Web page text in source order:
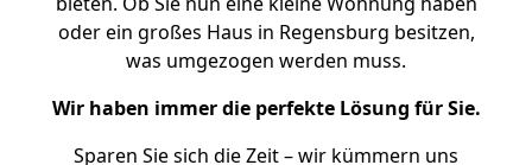
oder ein großes Haus in Regensburg besitzen,
was umgezogen werden muss.
Wir haben immer die perfekte Lösung für Sie.
Sparen Sie sich die Zeit – wir kümmern uns